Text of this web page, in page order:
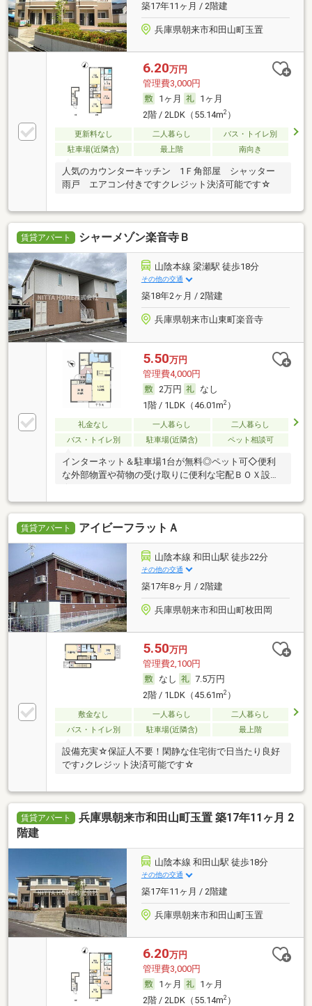
築17年11ヶ月 / 2階建
兵庫県朝来市和田山町玉置
6.20万円
管理費3,000円
1ヶ月
1ヶ月
2階 / 2LDK（55.14m2）
更新料なし 二人暮らし
バス・トイレ別
駐車場(近隣含)
最上階 南向き
人気のカウンターキッチン 1Ｆ角部屋 シャッター
雨戸 エアコン付きですクレジット決済可能です☆
賃貸アパート シャーメゾン楽音寺Ｂ
山陰本線 梁瀬駅 徒歩18分
その他の交通
築18年2ヶ月 / 2階建
兵庫県朝来市山東町楽音寺
5.50万円
管理費4,000円
2万円
なし
1階 / 1LDK（46.01m2）
礼金なし 一人暮らし
二人暮らし
バス・トイレ別
駐車場(近隣含) ペット相談可
インターネット＆駐車場1台が無料◎ペット可◇便利
な外部物置や荷物の受け取りに便利な宅配ＢＯＸ設置
賃貸アパート アイビーフラットＡ
山陰本線 和田山駅 徒歩22分
その他の交通
築17年8ヶ月 / 2階建
兵庫県朝来市和田山町枚田岡
5.50万円
管理費2,100円
なし
7.5万円
2階 / 1LDK（45.61m2）
敷金なし 一人暮らし
二人暮らし
バス・トイレ別
駐車場(近隣含) 最上階
設備充実☆保証人不要！閑静な住宅街で日当たり良好
です♪クレジット決済可能です☆
賃貸アパート
兵庫県朝来市和田山町玉置 築17年11ヶ月 2
階建
山陰本線 和田山駅 徒歩18分
その他の交通
築17年11ヶ月 / 2階建
兵庫県朝来市和田山町玉置
6.20万円
管理費3,000円
1ヶ月
1ヶ月
2階 / 2LDK（55.14m2）